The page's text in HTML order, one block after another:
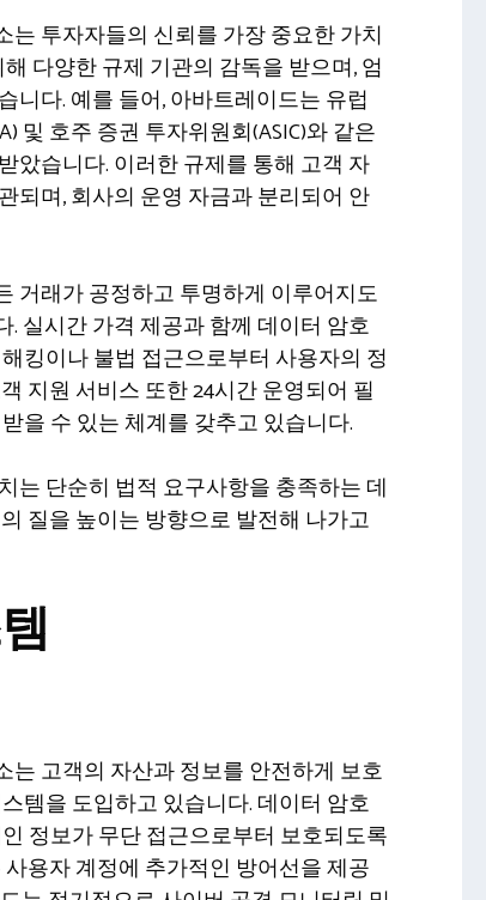
는 투자자들의 신뢰를 가장 중요한 가치
다양한 규제 기관의 감독을 받으며, 엄
니다. 예를 들어, 아바트레이드는 유럽
및 호주 증권 투자위원회(ASIC)와 같은
았습니다. 이러한 규제를 통해 고객 자
되며, 회사의 운영 자금과 분리되어 안
거래가 공정하고 투명하게 이루어지도
. 실시간 가격 제공과 함께 데이터 암호
킹이나 불법 접근으로부터 사용자의 정
지원 서비스 또한 24시간 운영되어 필
을 수 있는 체계를 갖추고 있습니다.
는 단순히 법적 요구사항을 충족하는 데
질을 높이는 방향으로 발전해 나가고
는 고객의 자산과 정보를 안전하게 보호
템을 도입하고 있습니다. 데이터 암호
정보가 무단 접근으로부터 보호되도록
용자 계정에 추가적인 방어선을 제공